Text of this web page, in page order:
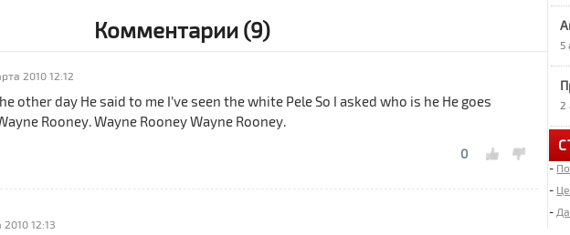
Комментарии (9)
2010 12:12
other day He said to me I’ve seen the white Pele So I asked who is he He goes
Rooney. Wayne Rooney Wayne Rooney.
0
12:13
9
6
5
2
-
-
-